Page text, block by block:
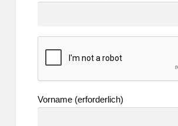
Vorname (erforderlich)